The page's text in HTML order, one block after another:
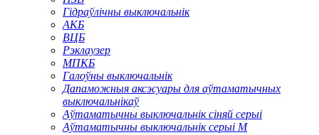
Гідраўлічны выключальнік
АКБ
ВЦБ
Рэклаузер
МПКБ
Галоўны выключальнік
Дапаможныя аксэсуары для аўтаматычных
выключальнікаў
Аўтаматычны выключальнік сіняй серыі
Аўтаматычны выключальнік серыі M